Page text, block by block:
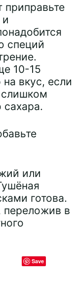
специй
10-15
вкус, если
слишком
сахара.
или
готова.
переложив в
Save